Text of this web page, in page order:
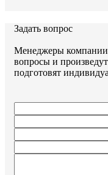
Задать вопрос
Менеджеры компании
вопросы и
подготовят